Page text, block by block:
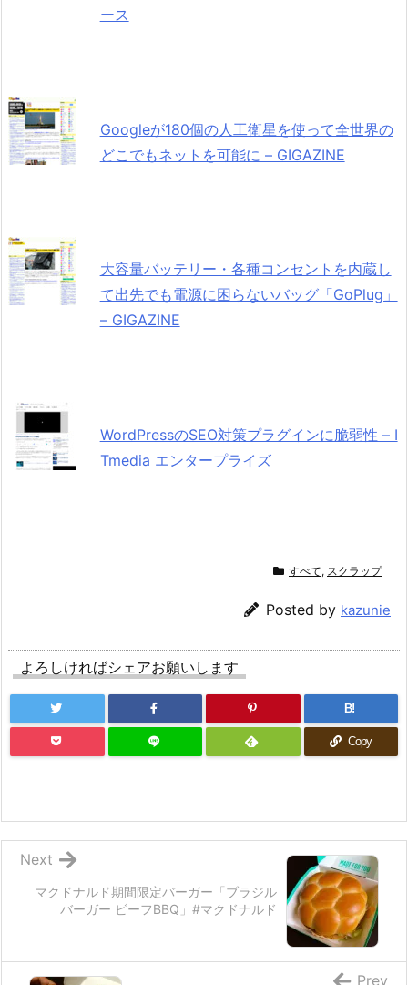
ース
Googleが180個の人工衛星を使って全世界の
どこでもネットを可能に – GIGAZINE
大容量バッテリー・各種コンセントを内蔵し
て出先でも電源に困らないバッグ「GoPlug」
– GIGAZINE
WordPressのSEO対策プラグインに脆弱性 – I
Tmedia エンタープライズ
すべて, スクラップ
Posted by kazunie
よろしければシェアお願いします
B!
Copy
マクドナルド期間限定バーガー「ブラジル
バーガー ビーフBBQ」#マクドナルド
Next
Prev